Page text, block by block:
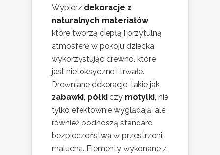
Wybierz dekoracje z
naturalnych materiałów,
które tworzą ciepłą i przytulną
atmosferę w pokoju dziecka,
wykorzystując drewno, które
jest nietoksyczne i trwałe.
Drewniane dekoracje, takie jak
zabawki, półki czy motylki, nie
tylko efektownie wyglądają, ale
również podnoszą standard
bezpieczeństwa w przestrzeni
malucha. Elementy wykonane z